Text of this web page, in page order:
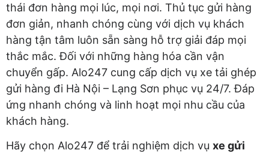
thái đơn hàng mọi lúc, mọi nơi. Thủ tục gửi hàng
đơn giản, nhanh chóng cùng với dịch vụ khách
hàng tận tâm luôn sẵn sàng hỗ trợ giải đáp mọi
thắc mắc. Đối với những hàng hóa cần vận
chuyển gấp. Alo247 cung cấp dịch vụ xe tải ghép
gửi hàng đi Hà Nội – Lạng Sơn phục vụ 24/7. Đáp
ứng nhanh chóng và linh hoạt mọi nhu cầu của
khách hàng.
Hãy chọn Alo247 để trải nghiệm dịch vụ xe gửi